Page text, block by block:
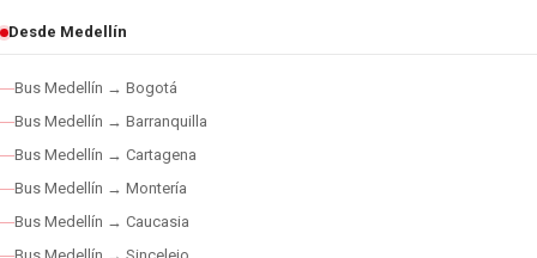
Desde Medellín
Bus Medellín → Bogotá
Bus Medellín → Barranquilla
Bus Medellín → Cartagena
Bus Medellín → Montería
Bus Medellín → Caucasia